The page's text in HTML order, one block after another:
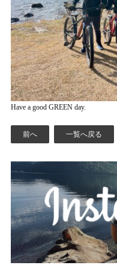
Have a good GREEN day.
前へ 一覧へ戻る